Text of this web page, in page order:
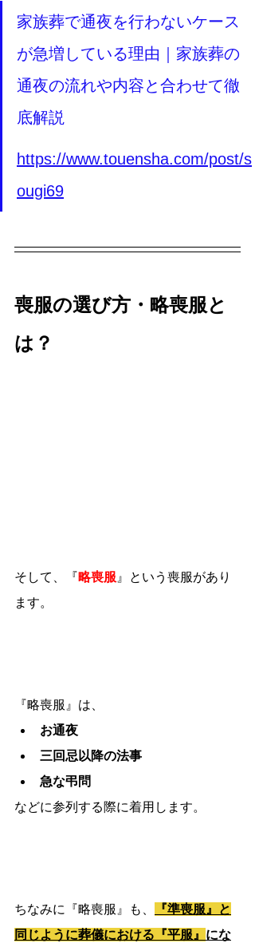
家族葬で通夜を行わないケース
が急増している理由｜家族葬の
通夜の流れや内容と合わせて徹
底解説
https://www.touensha.com/post/s
ougi69
喪服の選び方・略喪服と
は？
そして、『略喪服 』という喪服があり
ます。
『略喪服』は、
お通夜
三回忌以降の法事
急な弔問
などに参列する際に着用します。
ちなみに『略喪服』も、
『準喪服』と
同じように葬儀における『平服』 にな